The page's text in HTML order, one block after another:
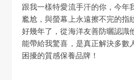
跟我一樣特愛流手汗的你，今年
尷尬，與螢幕上永遠擦不完的指
好幾年了，從海洋友善防曬認識
能帶給我驚喜，是真正解決多數
困擾的質感保養品牌！